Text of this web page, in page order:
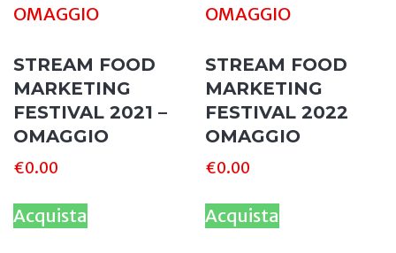
STREAM FOOD
MARKETING
FESTIVAL 2021 –
OMAGGIO
€0.00
Acquista
STREAM FOOD
MARKETING
FESTIVAL 2022
OMAGGIO
€0.00
Acquista